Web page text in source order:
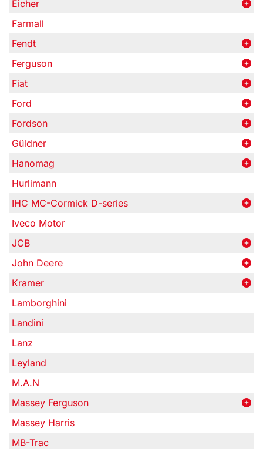
Eicher
Farmall
Fendt
Ferguson
Fiat
Ford
Fordson
Güldner
Hanomag
Hurlimann
IHC MC-Cormick D-series
Iveco Motor
JCB
John Deere
Kramer
Lamborghini
Landini
Lanz
Leyland
M.A.N
Massey Ferguson
Massey Harris
MB-Trac